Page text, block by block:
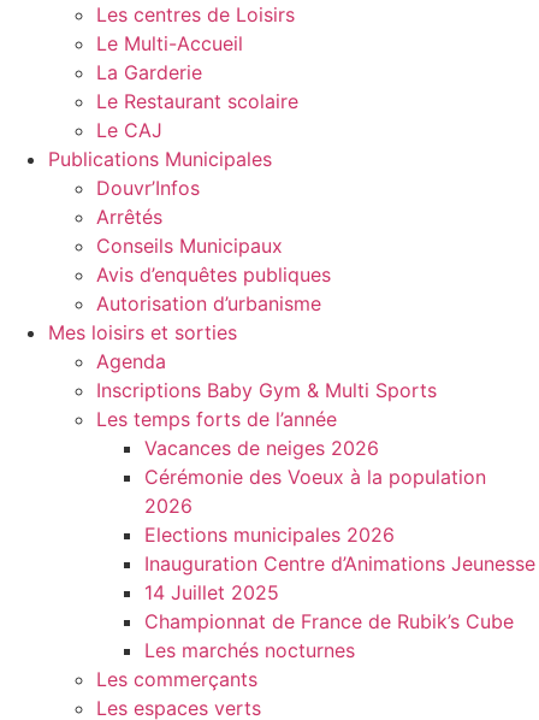
Les centres de Loisirs
Le Multi-Accueil
La Garderie
Le Restaurant scolaire
Le CAJ
Publications Municipales
Douvr’Infos
Arrêtés
Conseils Municipaux
Avis d’enquêtes publiques
Autorisation d’urbanisme
Mes loisirs et sorties
Agenda
Inscriptions Baby Gym & Multi Sports
Les temps forts de l’année
Vacances de neiges 2026
Cérémonie des Voeux à la population
2026
Elections municipales 2026
Inauguration Centre d’Animations Jeunesse
14 Juillet 2025
Championnat de France de Rubik’s Cube
Les marchés nocturnes
Les commerçants
Les espaces verts